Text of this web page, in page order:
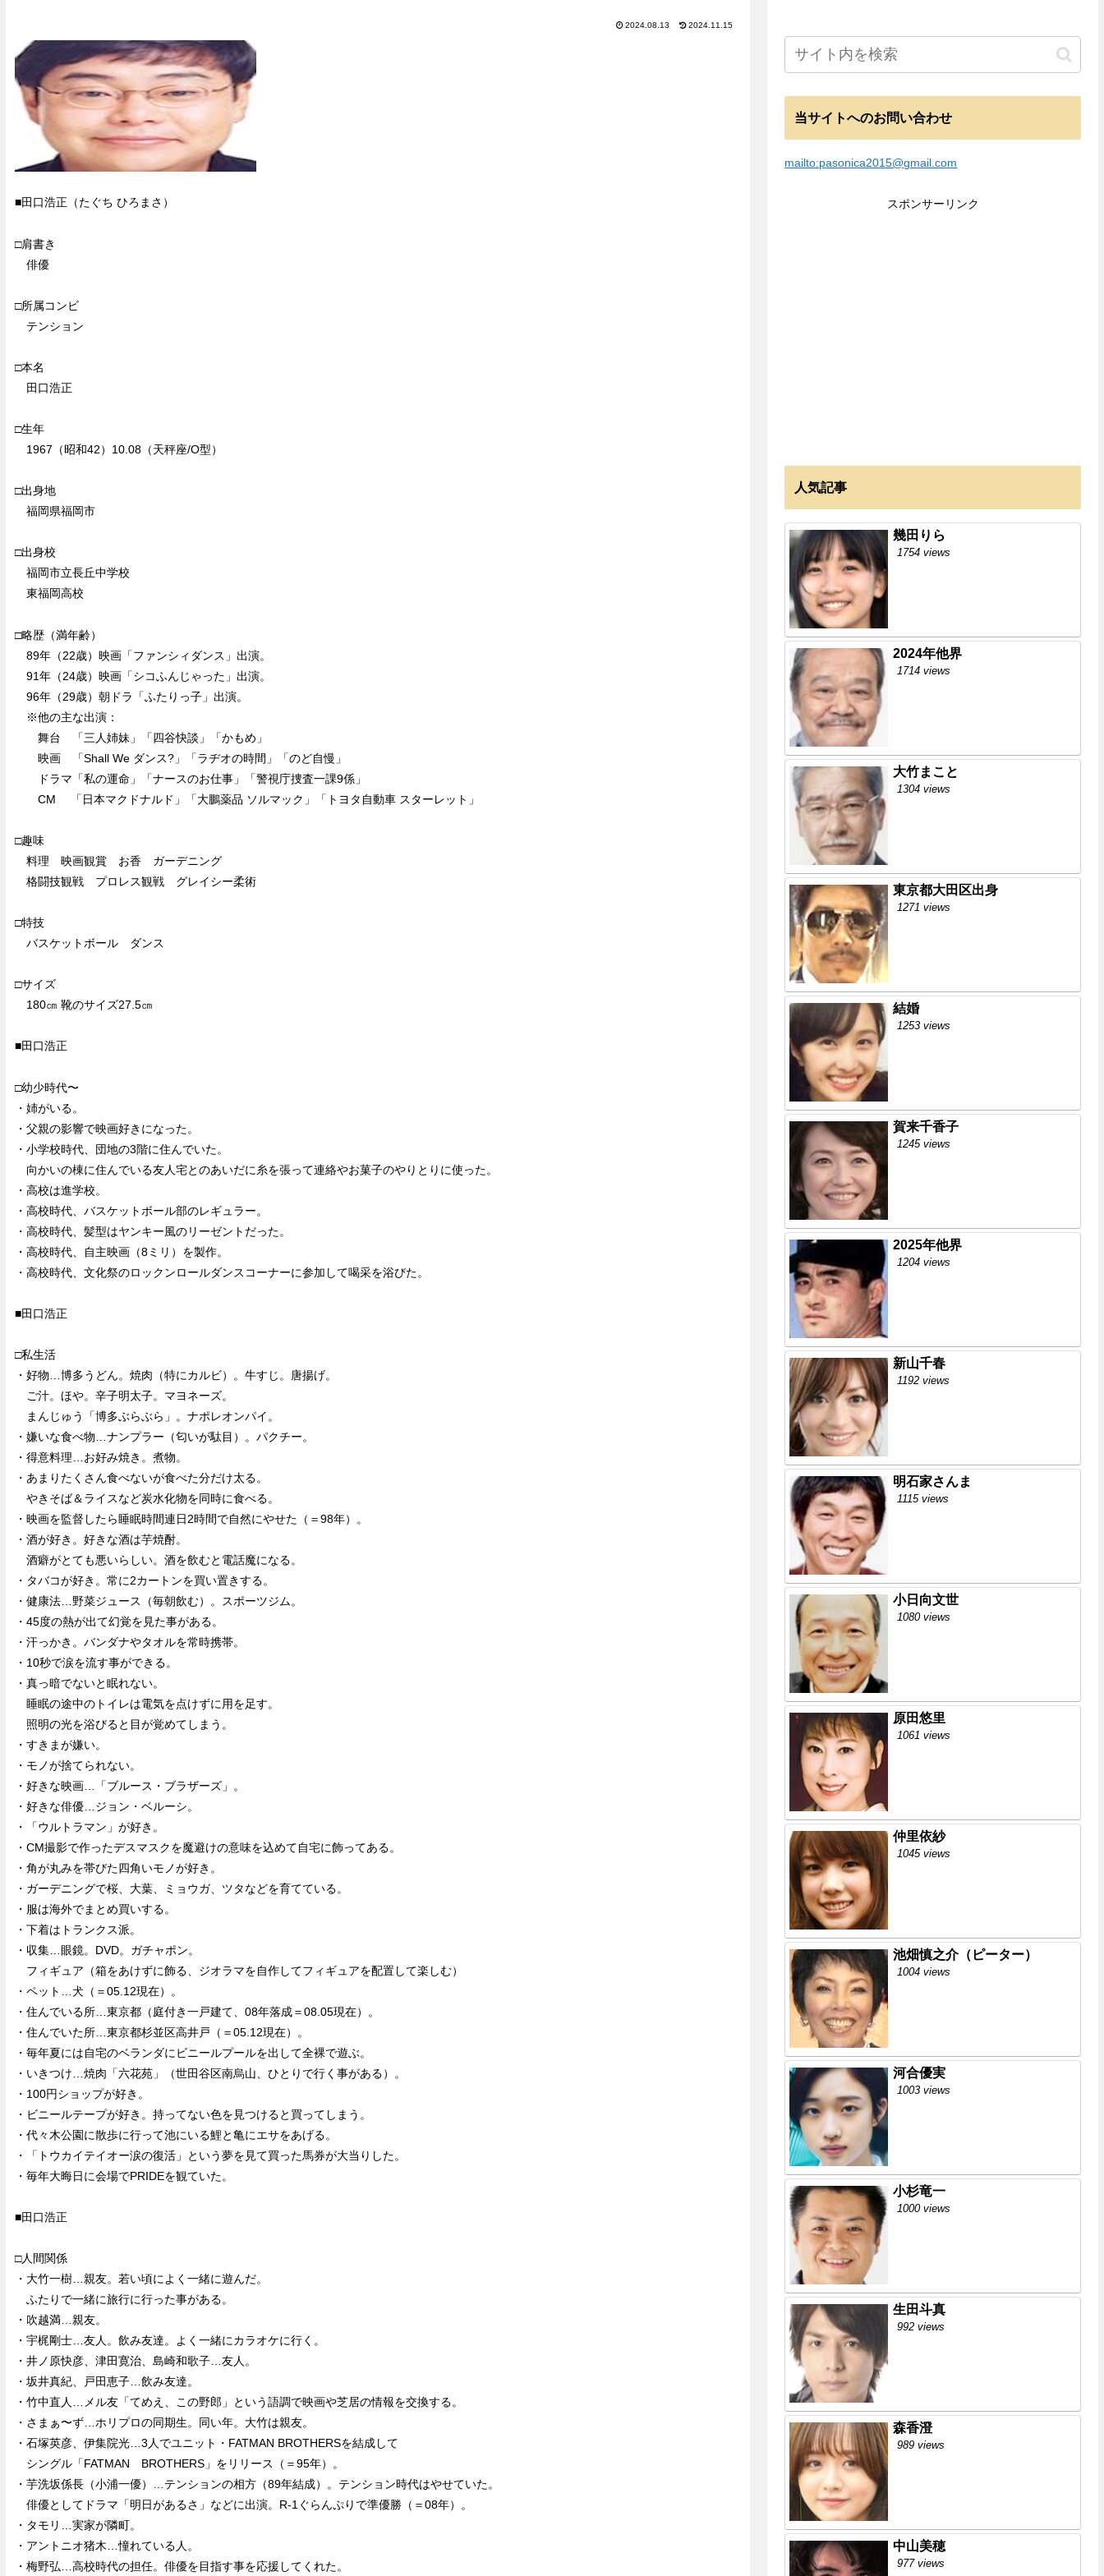
2024.08.13 2024.11.15
■田口浩正（たぐち ひろまさ）
□肩書き
俳優
□所属コンビ
テンション
□本名
田口浩正
□生年
1967（昭和42）10.08（天秤座/O型）
□出身地
福岡県福岡市
□出身校
福岡市立長丘中学校
東福岡高校
□略歴（満年齢）
89年（22歳）映画「ファンシィダンス」出演。
91年（24歳）映画「シコふんじゃった」出演。
96年（29歳）朝ドラ「ふたりっ子」出演。
※他の主な出演：
舞台 「三人姉妹」「四谷快談」「かもめ」
映画 「Shall We ダンス?」「ラヂオの時間」「のど自慢」
ドラマ「私の運命」「ナースのお仕事」「警視庁捜査一課9係」
CM 「日本マクドナルド」「大鵬薬品 ソルマック」「トヨタ自動車 スターレット」
□趣味
料理 映画観賞 お香 ガーデニング
格闘技観戦 プロレス観戦 グレイシー柔術
□特技
バスケットボール ダンス
□サイズ
180㎝ 靴のサイズ27.5㎝
■田口浩正
□幼少時代〜
・姉がいる。
・父親の影響で映画好きになった。
・小学校時代、団地の3階に住んでいた。
向かいの棟に住んでいる友人宅とのあいだに糸を張って連絡やお菓子のやりとりに使った。
・高校は進学校。
・高校時代、バスケットボール部のレギュラー。
・高校時代、髪型はヤンキー風のリーゼントだった。
・高校時代、自主映画（8ミリ）を製作。
・高校時代、文化祭のロックンロールダンスコーナーに参加して喝采を浴びた。
■田口浩正
□私生活
・好物…博多うどん。焼肉（特にカルビ）。牛すじ。唐揚げ。
ご汁。ほや。辛子明太子。マヨネーズ。
まんじゅう「博多ぶらぶら」。ナポレオンパイ。
・嫌いな食べ物…ナンプラー（匂いが駄目）。パクチー。
・得意料理…お好み焼き。煮物。
・あまりたくさん食べないが食べた分だけ太る。
やきそば＆ライスなど炭水化物を同時に食べる。
・映画を監督したら睡眠時間連日2時間で自然にやせた（＝98年）。
・酒が好き。好きな酒は芋焼酎。
酒癖がとても悪いらしい。酒を飲むと電話魔になる。
・タバコが好き。常に2カートンを買い置きする。
・健康法…野菜ジュース（毎朝飲む）。スポーツジム。
・45度の熱が出て幻覚を見た事がある。
・汗っかき。バンダナやタオルを常時携帯。
・10秒で涙を流す事ができる。
・真っ暗でないと眠れない。
睡眠の途中のトイレは電気を点けずに用を足す。
照明の光を浴びると目が覚めてしまう。
・すきまが嫌い。
・モノが捨てられない。
・好きな映画…「ブルース・ブラザーズ」。
・好きな俳優…ジョン・ベルーシ。
・「ウルトラマン」が好き。
・CM撮影で作ったデスマスクを魔避けの意味を込めて自宅に飾ってある。
・角が丸みを帯びた四角いモノが好き。
・ガーデニングで桜、大葉、ミョウガ、ツタなどを育てている。
・服は海外でまとめ買いする。
・下着はトランクス派。
・収集…眼鏡。DVD。ガチャポン。
フィギュア（箱をあけずに飾る、ジオラマを自作してフィギュアを配置して楽しむ）
・ペット…犬（＝05.12現在）。
・住んでいる所…東京都（庭付き一戸建て、08年落成＝08.05現在）。
・住んでいた所…東京都杉並区高井戸（＝05.12現在）。
・毎年夏には自宅のベランダにビニールプールを出して全裸で遊ぶ。
・いきつけ…焼肉「六花苑」（世田谷区南烏山、ひとりで行く事がある）。
・100円ショップが好き。
・ビニールテープが好き。持ってない色を見つけると買ってしまう。
・代々木公園に散歩に行って池にいる鯉と亀にエサをあげる。
・「トウカイテイオー涙の復活」という夢を見て買った馬券が大当りした。
・毎年大晦日に会場でPRIDEを観ていた。
■田口浩正
□人間関係
・大竹一樹…親友。若い頃によく一緒に遊んだ。
ふたりで一緒に旅行に行った事がある。
・吹越満…親友。
・宇梶剛士…友人。飲み友達。よく一緒にカラオケに行く。
・井ノ原快彦、津田寛治、島崎和歌子…友人。
・坂井真紀、戸田恵子…飲み友達。
・竹中直人…メル友「てめえ、この野郎」という語調で映画や芝居の情報を交換する。
・さまぁ〜ず…ホリプロの同期生。同い年。大竹は親友。
・石塚英彦、伊集院光…3人でユニット・FATMAN BROTHERSを結成して
シングル「FATMAN BROTHERS」をリリース（＝95年）。
・芋洗坂係長（小浦一優）…テンションの相方（89年結成）。テンション時代はやせていた。
俳優としてドラマ「明日があるさ」などに出演。R-1ぐらんぷりで準優勝（＝08年）。
・タモリ…実家が隣町。
・アントニオ猪木…憧れている人。
・梅野弘…高校時代の担任。俳優を目指す事を応援してくれた。
当サイトへのお問い合わせ
mailto:pasonica2015@gmail.com
スポンサーリンク
人気記事
幾田りら
1754 views
2024年他界
1714 views
大竹まこと
1304 views
東京都大田区出身
1271 views
結婚
1253 views
賀来千香子
1245 views
2025年他界
1204 views
新山千春
1192 views
明石家さんま
1115 views
小日向文世
1080 views
原田悠里
1061 views
仲里依紗
1045 views
池畑慎之介（ピーター）
1004 views
河合優実
1003 views
小杉竜一
1000 views
生田斗真
992 views
森香澄
989 views
中山美穂
977 views